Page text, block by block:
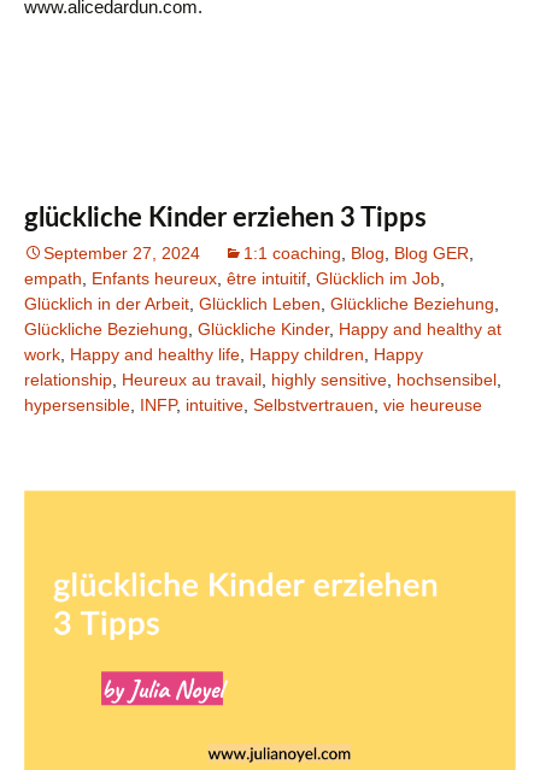
www.alicedardun.com.
glückliche Kinder erziehen 3 Tipps
September 27, 2024 1:1 coaching Blog Blog GER
empath
Enfants heureux être intuitif Glücklich im Job
Glücklich in der Arbeit Glücklich Leben Glückliche Beziehung
Glückliche Beziehung Glückliche Kinder, Happy and healthy at
work Happy and healthy life Happy children
Happy
relationship Heureux au travail highly sensitive hochsensibel
hypersensible INFP, intuitive Selbstvertrauen vie heureuse